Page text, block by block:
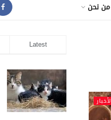
من نحن
Latest